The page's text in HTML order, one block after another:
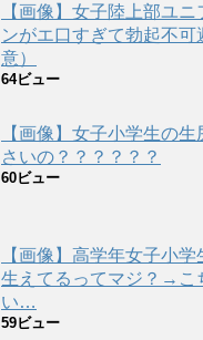
【画像】女子陸上部ユ
ンがエ口すぎて勃起不可
意）
64ビュー
【画像】女子小学生の
さいの？？？？？？
60ビュー
【画像】高学年女子小
生えてるってマジ？→こ
い…
59ビュー